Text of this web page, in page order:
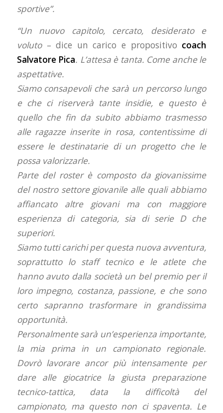
sportive”.
“Un nuovo capitolo, cercato, desiderato e
voluto – dice un carico e propositivo coach
Salvatore Pica. L’attesa è tanta. Come anche le
aspettative.
Siamo consapevoli che sarà un percorso lungo
e che ci riserverà tante insidie, e questo è
quello che fin da subito abbiamo trasmesso
alle ragazze inserite in rosa, contentissime di
essere le destinatarie di un progetto che le
possa valorizzarle.
Parte del roster è composto da giovanissime
del nostro settore giovanile alle quali abbiamo
affiancato altre giovani ma con maggiore
esperienza di categoria, sia di serie D che
superiori.
Siamo tutti carichi per questa nuova avventura,
soprattutto lo staff tecnico e le atlete che
hanno avuto dalla società un bel premio per il
loro impegno, costanza, passione, e che sono
certo sapranno trasformare in grandissima
opportunità.
Personalmente sarà un’esperienza importante,
la mia prima in un campionato regionale.
Dovrò lavorare ancor più intensamente per
dare alle giocatrice la giusta preparazione
tecnico-tattica, data la difficoltà del
campionato, ma questo non ci spaventa. Le